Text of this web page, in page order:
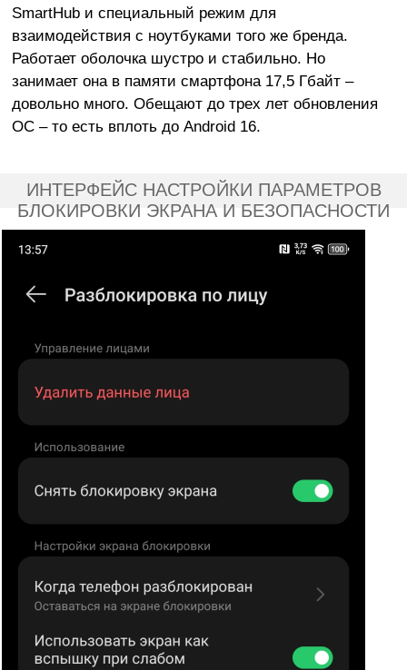
SmartHub и специальный режим для
взаимодействия с ноутбуками того же бренда.
Работает оболочка шустро и стабильно. Но
занимает она в памяти смартфона 17,5 Гбайт –
довольно много. Обещают до трех лет обновления
ОС – то есть вплоть до Android 16.
ИНТЕРФЕЙС НАСТРОЙКИ ПАРАМЕТРОВ
БЛОКИРОВКИ ЭКРАНА И БЕЗОПАСНОСТИ